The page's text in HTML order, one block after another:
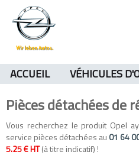
ACCUEIL VÉHICULES
Pièces détachées de
Vous recherchez le produit Opel
service pièces détachées au 01 64
5.25 € HT(à titre indicatif) !